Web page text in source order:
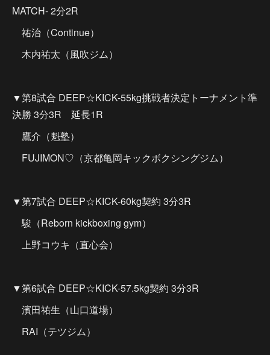
MATCH- 2分2R
祐治（Continue）
木内祐太（風吹ジム）
▼第8試合 DEEP☆KICK-55kg挑戦者決定トーナメント準
決勝 3分3R 延長1R
鷹介（魁塾）
FUJIMON♡（京都亀岡キックボクシングジム）
▼第7試合 DEEP☆KICK-60kg契約 3分3R
駿（Reborn kickboxing gym）
上野コウキ（直心会）
▼第6試合 DEEP☆KICK-57.5kg契約 3分3R
濱田祐生（山口道場）
RAI（テツジム）